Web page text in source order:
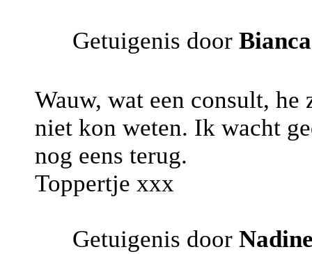
Getuigenis door
Wauw, wat een consult,
niet kon weten. Ik wacht
nog eens terug.
Toppertje xxx
Getuigenis door